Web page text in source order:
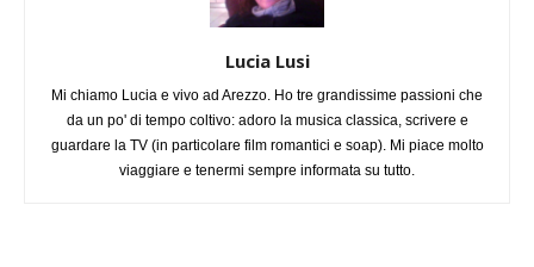
Lucia Lusi
Mi chiamo Lucia e vivo ad Arezzo. Ho tre grandissime passioni che
da un po' di tempo coltivo: adoro la musica classica, scrivere e
guardare la TV (in particolare film romantici e soap). Mi piace molto
viaggiare e tenermi sempre informata su tutto.